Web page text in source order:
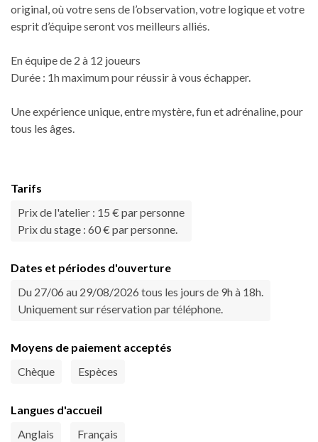
original, où votre sens de l’observation, votre logique et votre
esprit d’équipe seront vos meilleurs alliés.
En équipe de 2 à 12 joueurs
Durée : 1h maximum pour réussir à vous échapper.
Une expérience unique, entre mystère, fun et adrénaline, pour
tous les âges.
Tarifs
Prix de l'atelier : 15 € par personne
Prix du stage : 60 € par personne.
Dates et périodes d'ouverture
Du 27/06 au 29/08/2026 tous les jours de 9h à 18h.
Uniquement sur réservation par téléphone.
Moyens de paiement acceptés
Chèque
Espèces
Langues d'accueil
Anglais
Français